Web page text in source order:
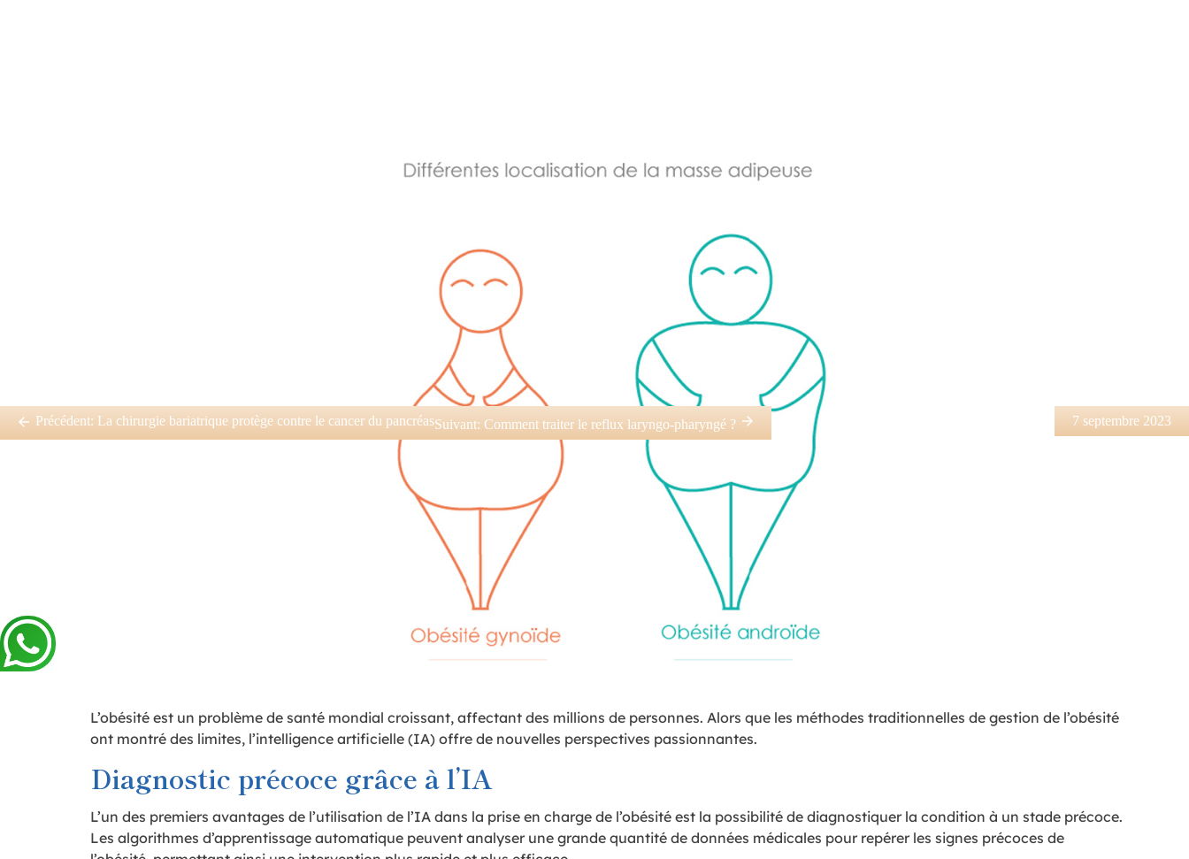
7 septembre 2023
Précédent: La chirurgie bariatrique protège contre le cancer du pancréasSuivant: Comment traiter le reflux laryngo-pharyngé ?
L’obésité est un problème de santé mondial croissant, affectant des millions de personnes. Alors que les méthodes traditionnelles de gestion de l’obésité
ont montré des limites, l’intelligence artificielle (IA) offre de nouvelles perspectives passionnantes.
Diagnostic précoce grâce à l’IA
L’un des premiers avantages de l’utilisation de l’IA dans la prise en charge de l’obésité est la possibilité de diagnostiquer la condition à un stade précoce.
Les algorithmes d’apprentissage automatique peuvent analyser une grande quantité de données médicales pour repérer les signes précoces de